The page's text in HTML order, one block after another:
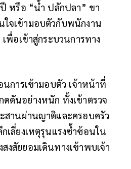
หรือ “น้ำ ปลักปลา” ขา
จเข้ามอบตัวกับพนักงาน
พื่อเข้าสู่กระบวนการทาง
นการเข้ามอบตัว เจ้าหน้าที่
ดันอย่างหนัก ทั้งเข้าตรวจ
สานผ่านญาติและครอบครัว
เลี่ยงเหตุรุนแรงซ้ำซ้อนใน
สัยยอมเดินทางเข้าพบเจ้า